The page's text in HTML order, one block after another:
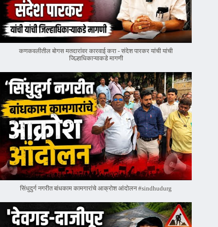
कणकवलीतील बोगस मतदारांवर‌ कारवाई करा - संदेश पारकर यांची यांची
जिल्हाधिकाऱ्याकडे मागणी
सिंधुदुर्ग नगरीत बांधकाम कामगारांचे आक्रोश आंदोलन #sindhudurg